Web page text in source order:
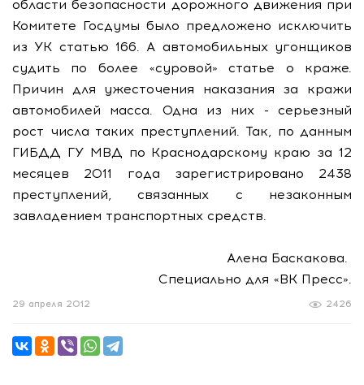
области безопасности дорожного движения при
Комитете Госдумы было предложено исключить
из УК статью 166. А автомобильных угонщиков
судить по более «суровой» статье о краже.
Причин для ужесточения наказания за кражи
автомобилей масса. Одна из них - серьезный
рост числа таких преступлений. Так, по данным
ГИБДД ГУ МВД по Краснодарскому краю за 12
месяцев 2011 года зарегистрировано 2438
преступлений, связанных с незаконным
завладением транспортных средств.
Алена Баскакова.
Специально для «ВК Пресс».
2426
29 апреля 2012